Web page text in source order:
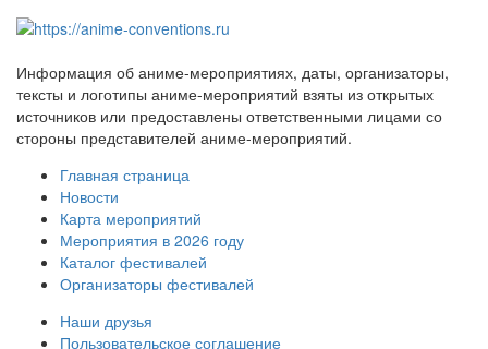
Информация об аниме-мероприятиях, даты, организаторы,
тексты и логотипы аниме-мероприятий взяты из открытых
источников или предоставлены ответственными лицами со
стороны представителей аниме-мероприятий.
Главная страница
Новости
Карта мероприятий
Мероприятия в 2026 году
Каталог фестивалей
Организаторы фестивалей
Наши друзья
Пользовательское соглашение